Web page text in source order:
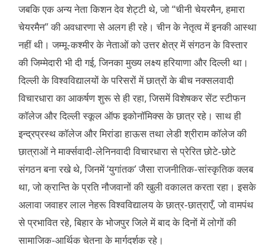
जबकि एक अन्य नेता किशन देव शेट्टी थे, जो “चीनी चेयरमैन, हमारा
चेयरमैन” की अवधारणा से अलग ही रहे। चीन के नेतृत्व में इनकी आस्था
नहीं थी। जम्मू-कश्मीर के नेताओं को उत्तर क्षेत्र में संगठन के विस्तार
की जिम्मेदारी भी दी गई, जिनका मुख्य लक्ष्य हरियाणा और दिल्ली था।
दिल्ली के विश्वविद्यालयों के परिसरों में छात्रों के बीच नक्सलवादी
विचारधारा का आकर्षण शुरू से ही रहा, जिसमें विशेषकर सेंट स्टीफन
कॉलेज और दिल्ली स्कूल ऑफ इकोनॉमिक्स के छात्र रहे। साथ ही
इन्द्रप्रस्थ कॉलेज और मिरांडा हाऊस तथा लेडी श्रीराम कॉलेज की
छात्राओं ने मार्क्सवादी-लेनिनवादी विचारधारा से प्रेरित छोटे-छोटे
संगठन बना रखे थे, जिनमें ‘युगांतक’ जैसा राजनीतिक-सांस्कृतिक क्लब
था, जो क्रान्ति के प्रति नौजवानों की खुली वकालत करता रहा। इसके
अलावा जवाहर लाल नेहरू विश्वविद्यालय के छात्र-छात्राएँ, जो वामपंथ
से प्रभावित रहे, बिहार के भोजपुर जिले में बाद के दिनों में लोगों की
सामाजिक-आर्थिक चेतना के मार्गदर्शक रहे।